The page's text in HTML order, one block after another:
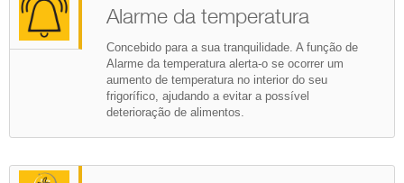
Alarme da temperatura
Concebido para a sua tranquilidade. A função de
Alarme da temperatura alerta-o se ocorrer um
aumento de temperatura no interior do seu
frigorífico, ajudando a evitar a possível
deterioração de alimentos.